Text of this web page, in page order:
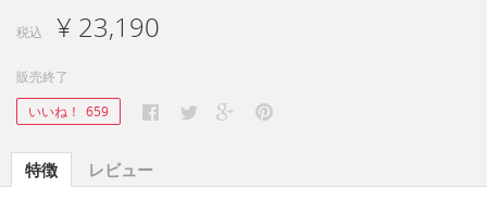
税込 ¥ 23,190
販売終了
いいね！ 659
特徴 レビュー